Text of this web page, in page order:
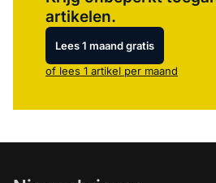
artikelen.
Lees 1 maand gratis
of lees 1 artikel per maand